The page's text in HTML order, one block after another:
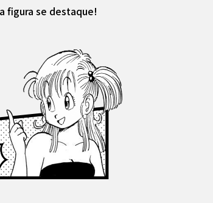
figura se destaque!
X